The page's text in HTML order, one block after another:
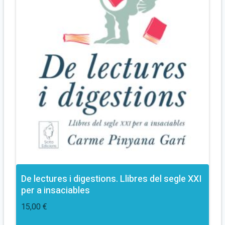
De lectures i digestions. Llibres del segle XXI
per a insaciables
15,00 €